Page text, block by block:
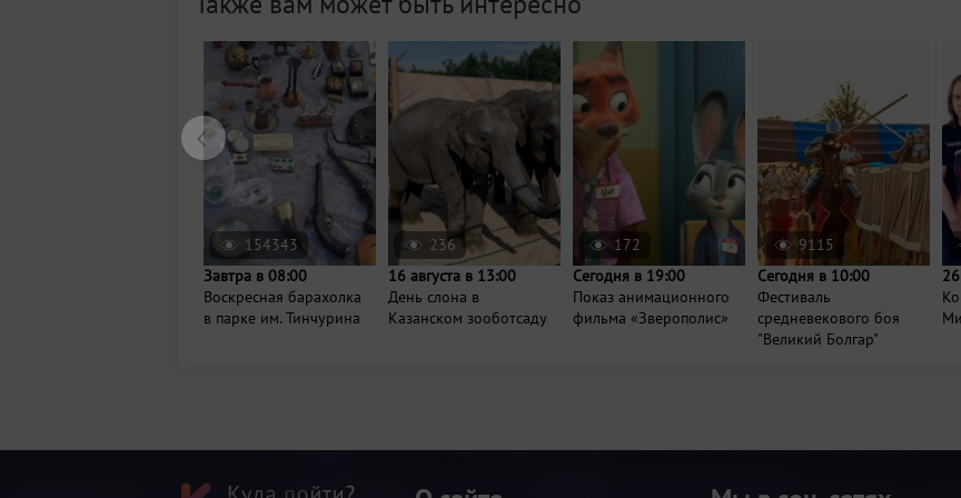
154343
Завтра в 08:00
Воскресная барахолка
в парке им. Тинчурина
236
16 августа в 13:00
День слона в
Казанском зооботсаду
172
Сегодня в 19:00
Показ анимационного
фильма «Зверополис»
9115
Сегодня в 10:00
Фестиваль
средневекового боя
"Великий Болгар"